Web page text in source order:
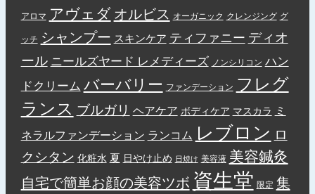
アロマ アヴェダ オルビス オーガニック クレンジング グ
ッチ シャンプー スキンケア ティファニー ディオ
ール ニールズヤード レメディーズ ノンシリコン ハン
ドクリーム バーバリー ファンデーション フレグ
ランス ブルガリ ヘアケア ボディケア マスカラ ミ
ネラルファンデーション ランコム レブロン ロ
クシタン 化粧水 夏 日やけ止め 日焼け 美容液 美容鍼灸
自宅で簡単お顔の美容ツボ 資生堂 限定 集